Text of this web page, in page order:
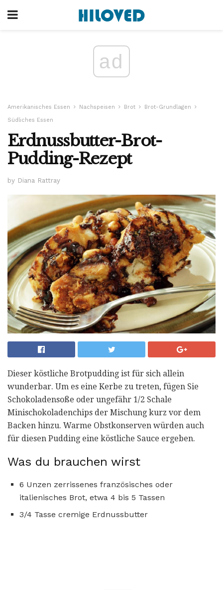
ad
Amerikanisches Essen Nachspeisen Brot
Brot-Grundlagen
Südliches Essen
Erdnussbutter-Brot-
Pudding-Rezept
by Diana Rattray
Dieser köstliche Brotpudding ist für sich allein
wunderbar. Um es eine Kerbe zu treten, fügen Sie
Schokoladensoße oder ungefähr 1/2 Schale
Minischokoladenchips der Mischung kurz vor dem
Backen hinzu. Warme Obstkonserven würden auch
für diesen Pudding eine köstliche Sauce ergeben.
Was du brauchen wirst
6 Unzen zerrissenes französisches oder
italienisches Brot, etwa 4 bis 5 Tassen
3/4 Tasse cremige Erdnussbutter